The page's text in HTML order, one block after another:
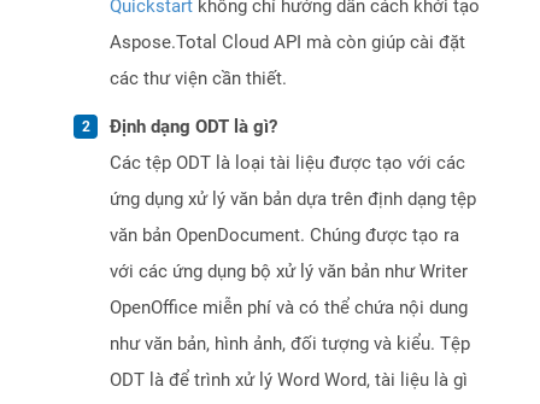
Quickstart không chỉ hướng dẫn cách khởi tạo
Aspose.Total Cloud API mà còn giúp cài đặt
các thư viện cần thiết.
Định dạng ODT là gì?
Các tệp ODT là loại tài liệu được tạo với các
ứng dụng xử lý văn bản dựa trên định dạng tệp
văn bản OpenDocument. Chúng được tạo ra
với các ứng dụng bộ xử lý văn bản như Writer
OpenOffice miễn phí và có thể chứa nội dung
như văn bản, hình ảnh, đối tượng và kiểu. Tệp
ODT là để trình xử lý Word Word, tài liệu là gì